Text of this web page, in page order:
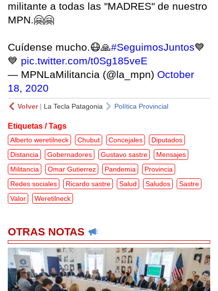
militante a todas las "MADRES" de nuestro
MPN.🤗🤗
Cuídense mucho.😷🙏#SeguimosJuntos💙
💙 pic.twitter.com/t0Sg185veE
— MPNLaMilitancia (@la_mpn) October
18, 2020
Volver| La Tecla Patagonia Política Provincial
Etiquetas / Tags
Alberto weretilneck Chubut Concejales
Diputados
Distancia
Gobernadores Gustavo sastre
Mensajes
Militancia
Omar Gutierrez Pandemia
Provincia
Redes sociales
Ricardo sastre Salud Saludos
Sastre
Valor
Weretilneck
OTRAS NOTAS